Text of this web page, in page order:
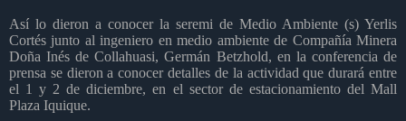
Así lo dieron a conocer la seremi de Medio Ambiente (s) Yerlis
Cortés junto al ingeniero en medio ambiente de Compañía Minera
Doña Inés de Collahuasi, Germán Betzhold, en la conferencia de
prensa se dieron a conocer detalles de la actividad que durará entre
el 1 y 2 de diciembre, en el sector de estacionamiento del Mall
Plaza Iquique.